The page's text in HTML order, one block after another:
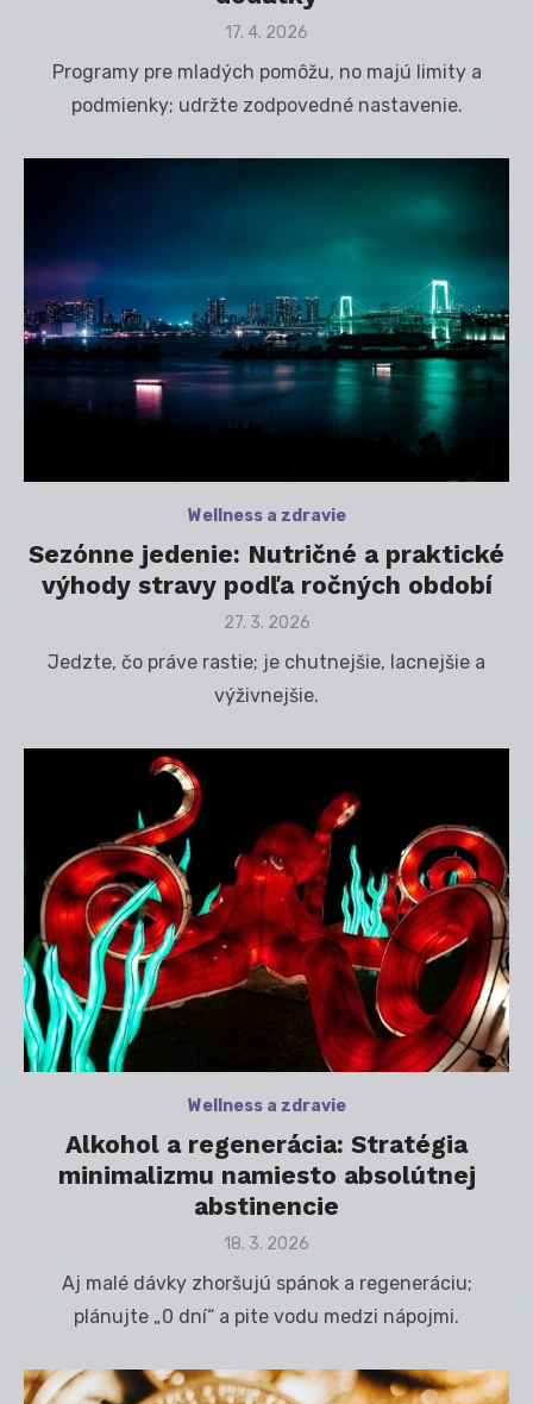
Posted
17. 4. 2026
Programy pre mladých pomôžu, no majú limity a
podmienky; udržte zodpovedné nastavenie.
Wellness a zdravie
Sezónne jedenie: Nutričné a praktické
výhody stravy podľa ročných období
Posted
27. 3. 2026
Jedzte, čo práve rastie; je chutnejšie, lacnejšie a
výživnejšie.
Wellness a zdravie
Alkohol a regenerácia: Stratégia
minimalizmu namiesto absolútnej
abstinencie
Posted
18. 3. 2026
Aj malé dávky zhoršujú spánok a regeneráciu;
plánujte „0 dní“ a pite vodu medzi nápojmi.